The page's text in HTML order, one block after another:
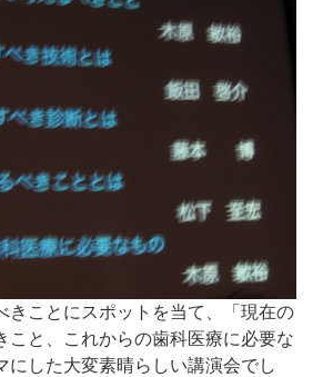
きことにスポットを当て、「現在の
こと、これからの歯科医療に必要な
にした大変素晴らしい講演会でし